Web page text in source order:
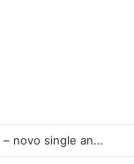
Natura Musical apresenta “Quando Sai” – novo single antecipa estreia do primeiro álbum solo de Elisa Maia